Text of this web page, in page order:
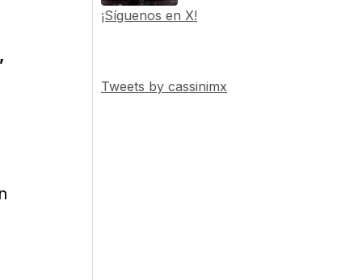
¡Síguenos en X!
Tweets by cassinimx